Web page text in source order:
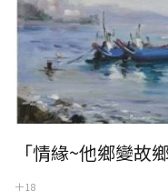
「情緣~他鄉變故
十 18